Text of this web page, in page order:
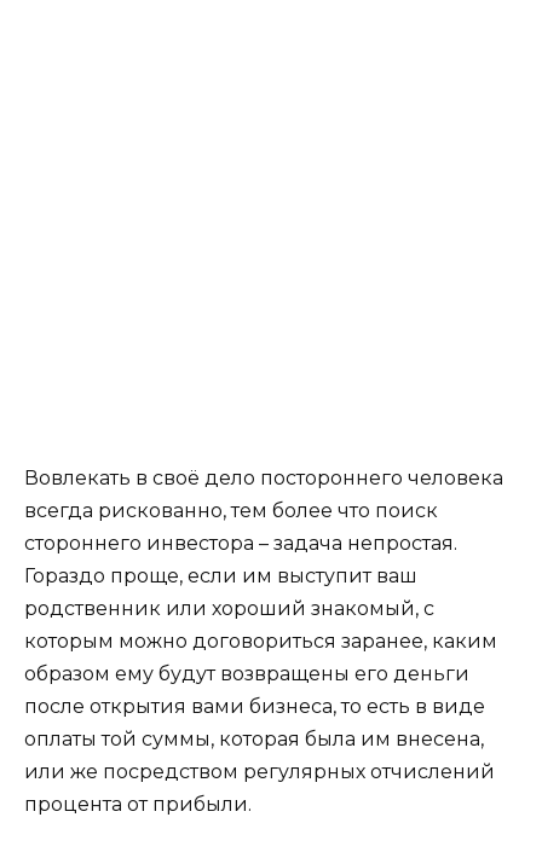
Вовлекать в своё дело постороннего человека
всегда рискованно, тем более что поиск
стороннего инвестора – задача непростая.
Гораздо проще, если им выступит ваш
родственник или хороший знакомый, с
которым можно договориться заранее, каким
образом ему будут возвращены его деньги
после открытия вами бизнеса, то есть в виде
оплаты той суммы, которая была им внесена,
или же посредством регулярных отчислений
процента от прибыли.